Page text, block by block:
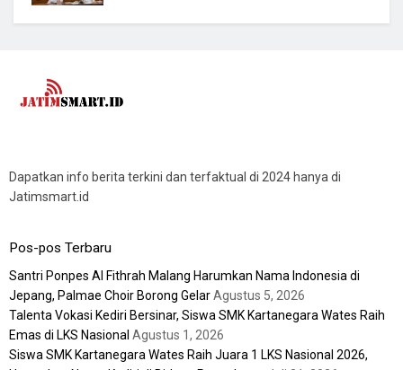
Dapatkan info berita terkini dan terfaktual di 2024 hanya di
Jatimsmart.id
Pos-pos Terbaru
Santri Ponpes Al Fithrah Malang Harumkan Nama Indonesia di
Jepang, Palmae Choir Borong GelarAgustus 5, 2026
Talenta Vokasi Kediri Bersinar, Siswa SMK Kartanegara Wates Raih
Emas di LKS Nasional Agustus 1, 2026
Siswa SMK Kartanegara Wates Raih Juara 1 LKS Nasional 2026,